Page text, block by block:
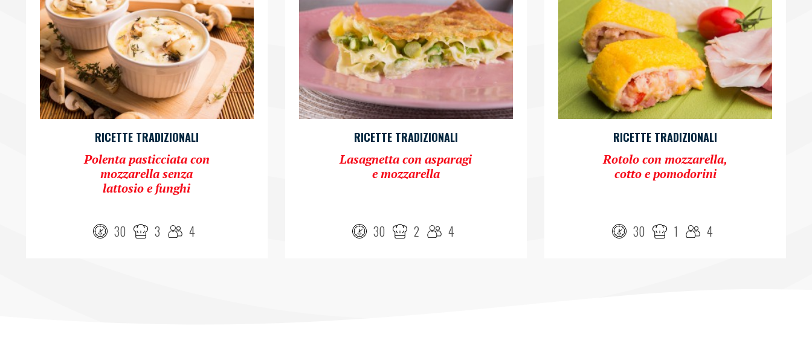
RICETTE TRADIZIONALI
Polenta pasticciata con
mozzarella senza
lattosio e funghi
30 3 4
RICETTE TRADIZIONALI
Lasagnetta con asparagi
e mozzarella
30 2 4
RICETTE TRADIZIONALI
Rotolo con mozzarella,
cotto e pomodorini
30 1 4